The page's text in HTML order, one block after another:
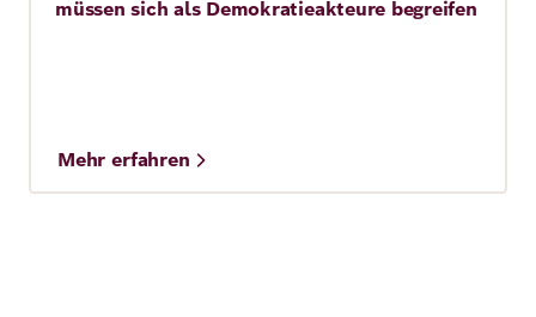
müssen sich als Demokratieakteure begreifen
Mehr erfahren